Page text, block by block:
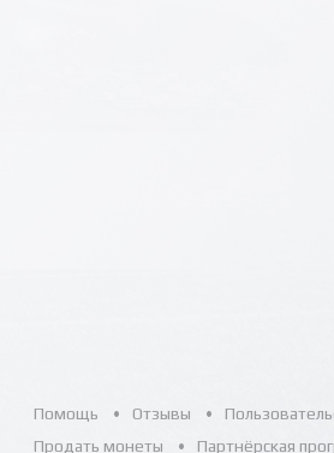
Помощь Отзывы
Продать монеты
Партнёрская